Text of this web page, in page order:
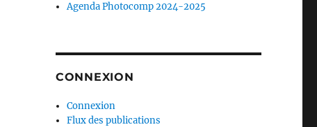
Agenda Photocomp 2024-2025
CONNEXION
Connexion
Flux des publications